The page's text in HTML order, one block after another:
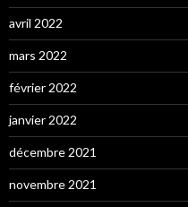
avril 2022
mars 2022
février 2022
janvier 2022
décembre 2021
novembre 2021